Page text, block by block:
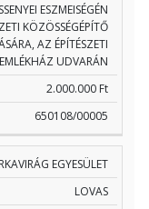
ESZMEISÉGÉN
KÖZÖSSÉGÉPÍTŐ
AZ ÉPÍTÉSZETI
UDVARÁN
2.000.000 Ft
650108/00005
EGYESÜLET
LOVAS